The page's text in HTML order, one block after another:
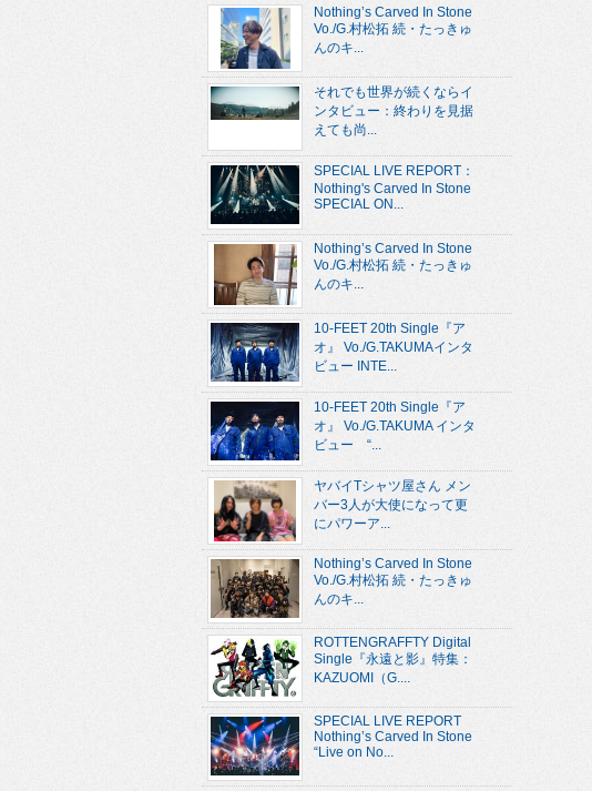
Nothing’s Carved In Stone
Vo./G.村松拓 続・たっきゅ
んのキ...
それでも世界が続くならイ
ンタビュー：終わりを見据
えても尚...
SPECIAL LIVE REPORT：
Nothing's Carved In Stone
SPECIAL ON...
Nothing’s Carved In Stone
Vo./G.村松拓 続・たっきゅ
んのキ...
10-FEET 20th Single『ア
オ』 Vo./G.TAKUMAインタ
ビュー INTE...
10-FEET 20th Single『ア
オ』 Vo./G.TAKUMA インタ
ビュー “...
ヤバイTシャツ屋さん メン
バー3人が大使になって更
にパワーア...
Nothing’s Carved In Stone
Vo./G.村松拓 続・たっきゅ
んのキ...
ROTTENGRAFFTY Digital
Single『永遠と影』特集：
KAZUOMI（G....
SPECIAL LIVE REPORT
Nothing’s Carved In Stone
“Live on No...